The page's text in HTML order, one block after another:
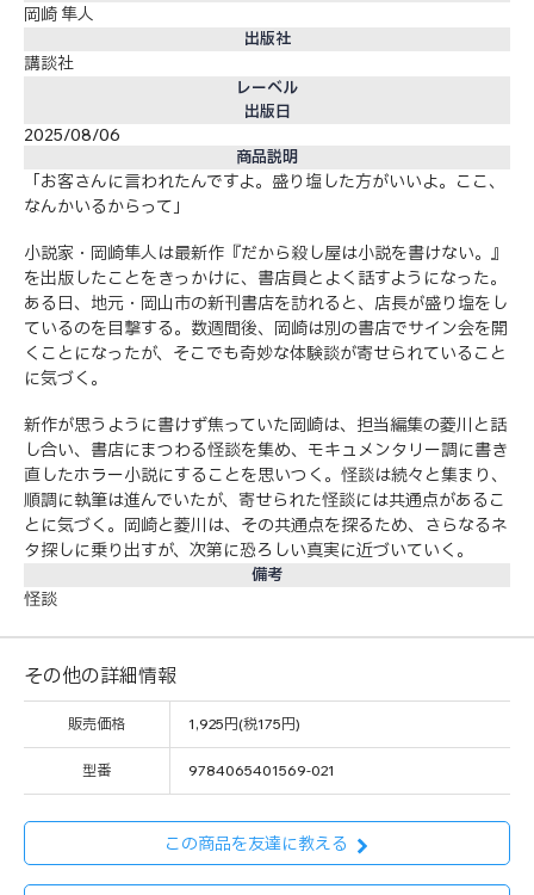
岡崎 隼人
出版社
講談社
レーベル
出版日
2025/08/06
商品説明
「お客さんに言われたんですよ。盛り塩した方がいいよ。ここ、
なんかいるからって」
小説家・岡崎隼人は最新作『だから殺し屋は小説を書けない。』
を出版したことをきっかけに、書店員とよく話すようになった。
ある日、地元・岡山市の新刊書店を訪れると、店長が盛り塩をし
ているのを目撃する。数週間後、岡崎は別の書店でサイン会を開
くことになったが、そこでも奇妙な体験談が寄せられていること
に気づく。
新作が思うように書けず焦っていた岡崎は、担当編集の菱川と話
し合い、書店にまつわる怪談を集め、モキュメンタリー調に書き
直したホラー小説にすることを思いつく。怪談は続々と集まり、
順調に執筆は進んでいたが、寄せられた怪談には共通点があるこ
とに気づく。岡崎と菱川は、その共通点を探るため、さらなるネ
タ探しに乗り出すが、次第に恐ろしい真実に近づいていく。
備考
怪談
その他の詳細情報
販売価格 1,925円(税175円)
型番 9784065401569-021
この商品を友達に教える